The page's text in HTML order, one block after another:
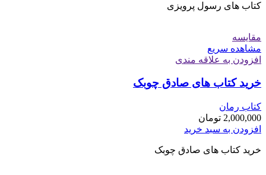
کتاب های رسول پرویزی
مقایسه
مشاهده سریع
افزودن به علاقه مندی
خرید کتاب های صادق چوبک
کتاب رمان
2,000,000 تومان
افزودن به سبد خرید
خرید کتاب های صادق چوبک